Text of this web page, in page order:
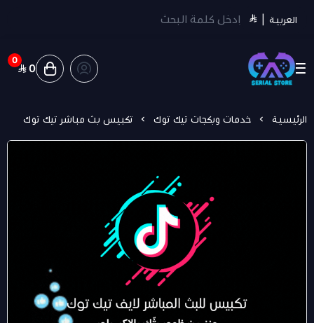
العربية
سيريل ستور | Serial Store
0
0
الرئيسية خدمات وبكجات تيك توك تكبيس بث مباشر تيك توك